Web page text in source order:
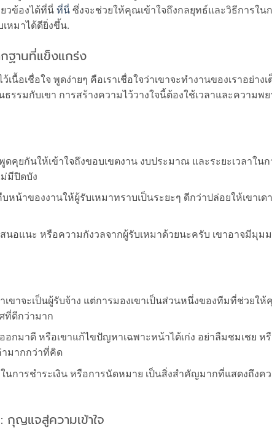
วข้องได้ที่นี่ที่นี่ซึ่งจะช่วยให้คุณเข้าใจถึงกลยุทธ์และวิธีการใน
หมาได้ดียิ่งขึ้น.
กฐานที่แข็งแกร่ง
อเชื่อใจ พูดง่ายๆ คือเราเชื่อใจว่าเขาจะทำงานของเราอย่าง
ธรรมกับเขา การสร้างความไว้วางใจนี้ต้องใช้เวลาและความพ
คุยกันให้เข้าใจถึงขอบเขตงาน งบประมาณ และระยะเวลาใน
มีปิดบัง
หน้าของงานให้ผู้รับเหมาทราบเป็นระยะๆ ดีกว่าปล่อยให้เขาเด
นอแนะ หรือความกังวลจากผู้รับเหมาด้วยนะครับ เขาอาจมีมุมม
ขาจะเป็นผู้รับจ้าง แต่การมองเขาเป็นส่วนหนึ่งของทีมที่ช่วยใ
ที่ดีกว่ามาก
กมาดี หรือเขาแก้ไขปัญหาเฉพาะหน้าได้เก่ง อย่าลืมชมเชย ห
มากกว่าที่คิด
นการชำระเงิน หรือการนัดหมาย เป็นสิ่งสำคัญมากที่แสดงถึงค
กุญแจสู่ความเข้าใจ